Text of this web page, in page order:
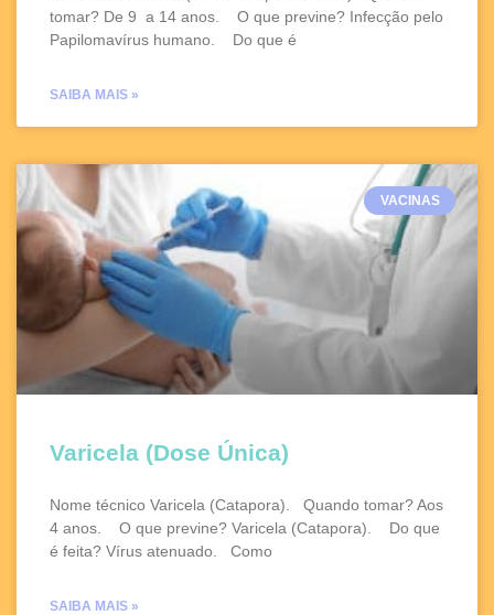
tomar? De 9 a 14 anos. O que previne? Infecção pelo
Papilomavírus humano. Do que é
SAIBA MAIS »
VACINAS
Varicela (Dose Única)
Nome técnico Varicela (Catapora). Quando tomar? Aos
4 anos. O que previne? Varicela (Catapora). Do que
é feita? Vírus atenuado. Como
SAIBA MAIS »